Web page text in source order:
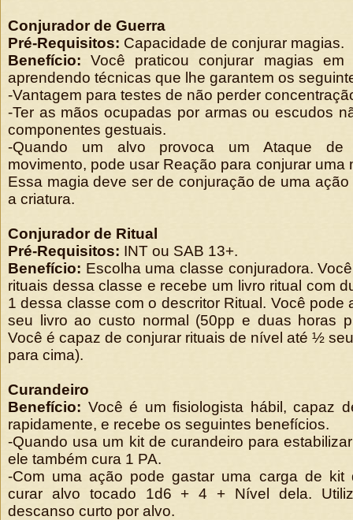
Conjurador de Guerra
Pré-Requisitos: Capacidade de conjurar magias.
Benefício:Você praticou conjurar magias
aprendendo técnicas que lhe garantem os
-Vantagem para testes de não perder
-Ter as mãos ocupadas por armas ou escudos
componentes gestuais.
-Quando um alvo provoca um Ataque de
movimento, pode usar Reação para conjurar uma
Essa magia deve ser de conjuração de uma
a criatura.
Conjurador de Ritual
Pré-Requisitos: INT ou SAB 13+.
Benefício: Escolha uma classe conjuradora.
rituais dessa classe e recebe um livro ritual com
1 dessa classe com o descritor Ritual. Você pode
seu livro ao custo normal (50pp e duas horas
Você é capaz de conjurar rituais de nível até ½
para cima).
Curandeiro
Benefício: Você é um fisiologista hábil, capaz
rapidamente, e recebe os seguintes benefícios.
-Quando usa um kit de curandeiro para
ele também cura 1 PA.
-Com uma ação pode gastar uma carga de kit
curar alvo tocado 1d6 + 4 + Nível dela.
descanso curto por alvo.